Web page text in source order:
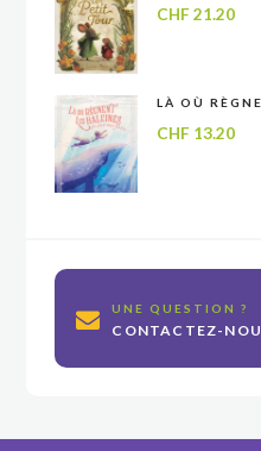
CHF21.20
LÀ OÙ
CHF13.20
UNE QUESTION ?
CONTACTEZ-